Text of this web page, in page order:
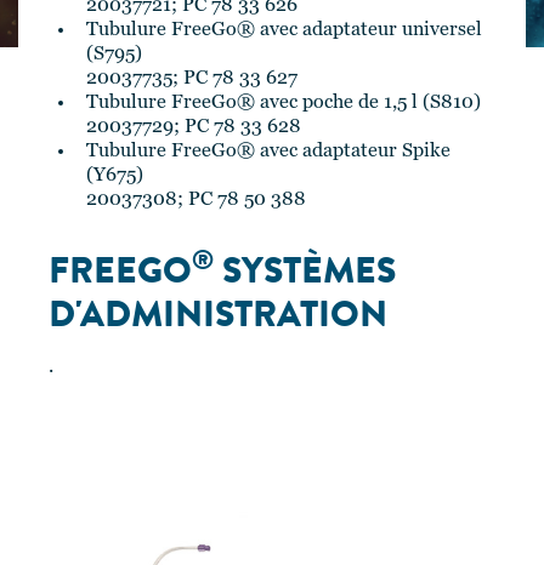
FREEGO® SYSTÈMES
D'ADMINISTRATION
.
20037721; PC 78 33 626
Tubulure FreeGo® avec adaptateur universel
(S795)
20037735; PC 78 33 627
Tubulure FreeGo® avec poche de 1,5 l (S810)
20037729; PC 78 33 628
Tubulure FreeGo® avec adaptateur Spike
(Y675)
20037308; PC 78 50 388